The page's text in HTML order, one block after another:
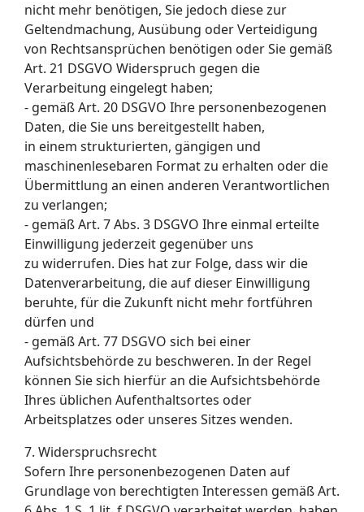
nicht mehr benötigen, Sie jedoch diese zur
Geltendmachung, Ausübung oder Verteidigung
von Rechtsansprüchen benötigen oder Sie gemäß
Art. 21 DSGVO Widerspruch gegen die
Verarbeitung eingelegt haben;
- gemäß Art. 20 DSGVO Ihre personenbezogenen
Daten, die Sie uns bereitgestellt haben,
in einem strukturierten, gängigen und
maschinenlesebaren Format zu erhalten oder die
Übermittlung an einen anderen Verantwortlichen
zu verlangen;
- gemäß Art. 7 Abs. 3 DSGVO Ihre einmal erteilte
Einwilligung jederzeit gegenüber uns
zu widerrufen. Dies hat zur Folge, dass wir die
Datenverarbeitung, die auf dieser Einwilligung
beruhte, für die Zukunft nicht mehr fortführen
dürfen und
- gemäß Art. 77 DSGVO sich bei einer
Aufsichtsbehörde zu beschweren. In der Regel
können Sie sich hierfür an die Aufsichtsbehörde
Ihres üblichen Aufenthaltsortes oder
Arbeitsplatzes oder unseres Sitzes wenden.
7. Widerspruchsrecht
Sofern Ihre personenbezogenen Daten auf
Grundlage von berechtigten Interessen gemäß Art.